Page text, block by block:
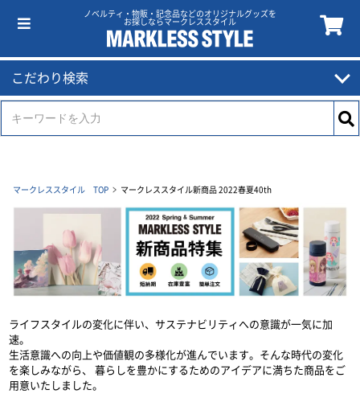
ノベルティ・物販・記念品などのオリジナルグッズを
お探しならマークレススタイル
こだわり検索
マークレススタイル TOP マークレススタイル新商品 2022春夏40th
ライフスタイルの変化に伴い、サステナビリティへの意識が一気に加
速。
生活意識への向上や価値観の多様化が進んでいます。そんな時代の変化
を楽しみながら、暮らしを豊かにするためのアイデアに満ちた商品をご
用意いたしました。